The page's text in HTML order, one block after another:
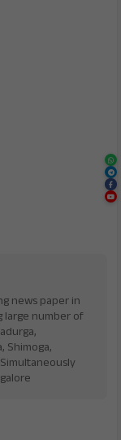
news paper in
large number of
Shimoga,